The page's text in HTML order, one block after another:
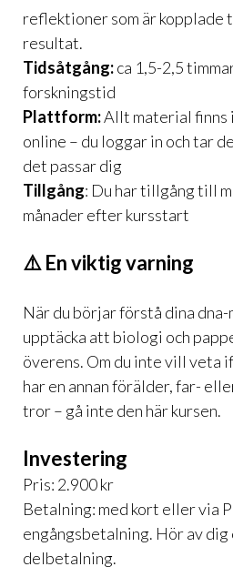
reflektioner som är
resultat.
Tidsåtgång:ca 1,5-2,5
forskningstid
Plattform:Allt material finns
online – du loggar in och tar
det passar dig
Tillgång: Du har tillgång till
månader efter kursstart
⚠️ En viktig varning
När du börjar förstå dina dna-
upptäcka att biologi och
överens. Om du inte vill veta
har en annan förälder, far-
tror – gå inte den här kursen.
Investering
Pris: 2.900 kr
Betalning: med kort eller via
engångsbetalning. Hör av dig
delbetalning.